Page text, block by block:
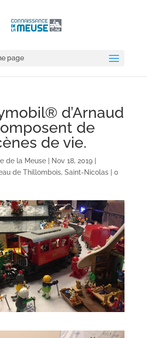
page
d’Arnaud
de
de vie.
de la Meuse| Nov 18, 2019|
de Thillombois, Saint-Nicolas| 0